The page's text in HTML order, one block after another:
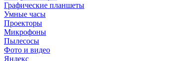
Графические планшеты
Умные часы
Проекторы
Микрофоны
Пылесосы
Фото и видео
Яндекс